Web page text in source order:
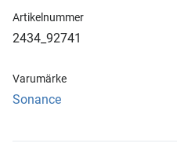
Artikelnummer
2434_92741
Varumärke
Sonance